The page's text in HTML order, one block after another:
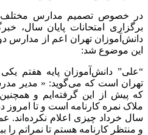
در خصوص تصمیم مدارس مختلف
برگزاری امتحانات پایان سال،
دانش‌آموزان تهران اعم از مدارس
این موضوع شد:
تهران است که می‌گوید: « مدیر
که پیش از این گرفته‌ایم و
ملاک نمره کارنامه‌ است و تا امروز
سال خرداد چیزی اعلام نکرده‌اند.
و منتظر کارنامه هستم تا نمراتم را